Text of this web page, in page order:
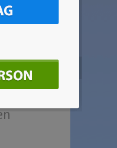
1-färgs
oss för